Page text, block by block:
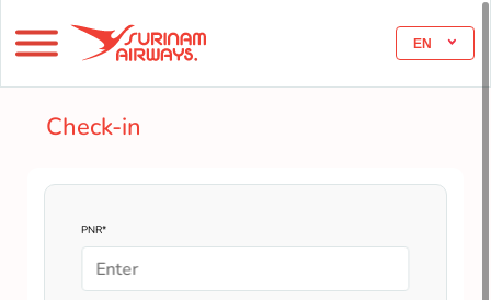
EN
Check-in
PNR*